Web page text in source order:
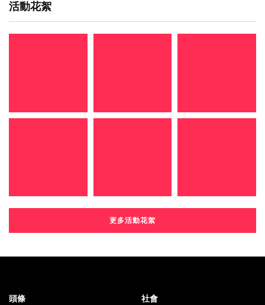
活動花絮
更多活動花絮
頭條 社會